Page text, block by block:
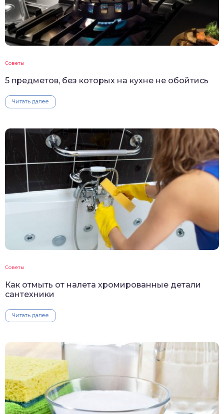
Советы
5 предметов, без которых на кухне не обойтись
Читать далее
Советы
Как отмыть от налета хромированные детали
сантехники
Читать далее